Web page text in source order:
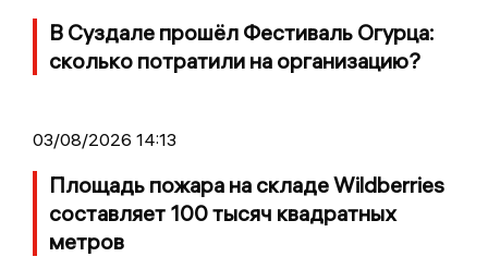
В Суздале прошёл Фестиваль Огурца:
сколько потратили на организацию?
03/08/2026 14:13
Площадь пожара на складе Wildberries
составляет 100 тысяч квадратных
метров